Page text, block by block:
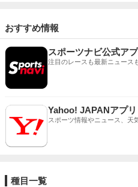
おすすめ情報
スポーツナビ公式ア
注目のレースも最新ニュース
Yahoo! JAPANアプリ
スポーツ情報やニュース、天
種目一覧